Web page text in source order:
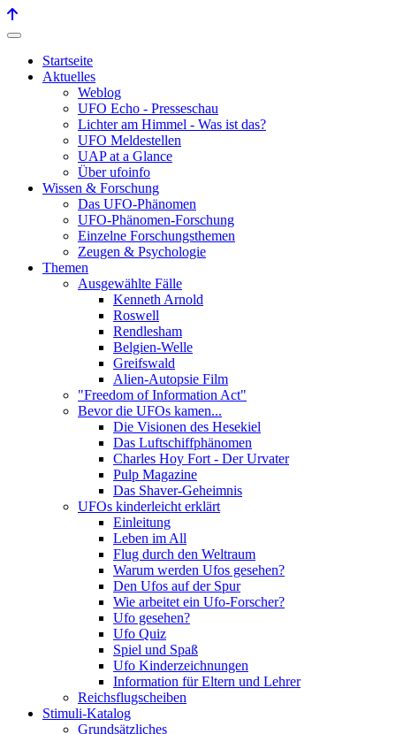
Startseite
Aktuelles
Weblog
UFO Echo - Presseschau
Lichter am Himmel - Was ist das?
UFO Meldestellen
UAP at a Glance
Über ufoinfo
Wissen & Forschung
Das UFO-Phänomen
UFO-Phänomen-Forschung
Einzelne Forschungsthemen
Zeugen & Psychologie
Themen
Ausgewählte Fälle
Kenneth Arnold
Roswell
Rendlesham
Belgien-Welle
Greifswald
Alien-Autopsie Film
"Freedom of Information Act"
Bevor die UFOs kamen...
Die Visionen des Hesekiel
Das Luftschiffphänomen
Charles Hoy Fort - Der Urvater
Pulp Magazine
Das Shaver-Geheimnis
UFOs kinderleicht erklärt
Einleitung
Leben im All
Flug durch den Weltraum
Warum werden Ufos gesehen?
Den Ufos auf der Spur
Wie arbeitet ein Ufo-Forscher?
Ufo gesehen?
Ufo Quiz
Spiel und Spaß
Ufo Kinderzeichnungen
Information für Eltern und Lehrer
Reichsflugscheiben
Stimuli-Katalog
Grundsätzliches